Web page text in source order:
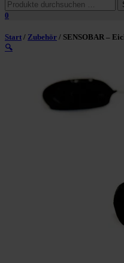
0
Start / Zubehör / SENSOBAR –
🔍